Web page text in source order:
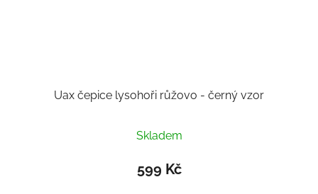
Uax čepice lysohoři růžovo - černý vzor
hodnocení
produktu
je
Skladem
599 Kč